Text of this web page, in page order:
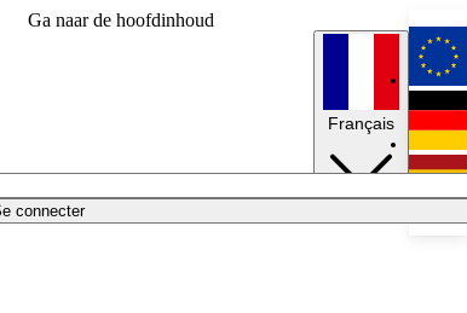
Ga naar de hoofdinhoud
connecter
Français